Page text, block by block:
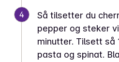
4
Så tilsetter du
pepper og steker
minutter. Tilsett så
pasta og spinat.